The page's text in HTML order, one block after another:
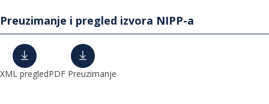
Preuzimanje i pregled izvora NIPP-a
XML pregledPDF Preuzimanje